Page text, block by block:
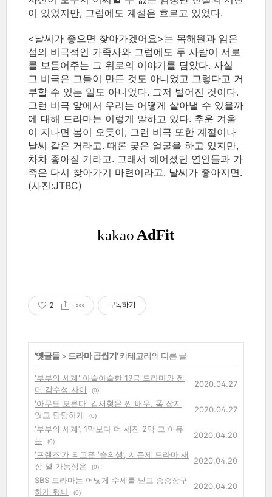
이 있었지만, 그럼에도 계절은 흐르고 있었다.
<날씨가 좋으면 찾아가겠어요>는 목해원과 임은
섭의 비극적인 가족사와 그럼에도 두 사람이 서로
를 보듬어주는 그 위로의 이야기를 담았다. 사실
그 비극은 그들이 만든 것도 아니었고 그렇다고 거
부할 수 있는 일도 아니었다. 그저 벌어진 것이다.
그런 비극 앞에서 우리는 어떻게 살아낼 수 있을까
에 대해 드라마는 이렇게 말하고 있다. 추운 겨울
이 지나면 봄이 오듯이, 그런 비극 또한 계절이나
날씨 같은 거라고. 때론 궂은 얼굴을 하고 있지만,
차차 좋아질 거라고. 그래서 헤어졌던 연인들과 가
족은 다시 찾아가기 마련이라고. 날씨가 좋아지면.
(사진:JTBC)
2 구독하기
'옛글들> 드라마 곱씹기' 카테고리의 다른 글
'부부의 세계' 아슬아슬한 19금 드라마와 젠
더 감수성 사이
(0)
2020.04.27
'아무도 모른다' 김서형은 찐 배우, 폼 잡지
않고 담담하게
(0)
2020.04.27
‘부부의 세계’, 1막보다 더 세진 2막 그 이유
는
(0)
2020.04.20
‘프렌즈’가 되고픈 ‘슬의생’, 시즌제 드라마 새
장 열 가능성은
(0)
2020.04.20
SBS 드라마는 어떻게 수세를 딛고 승승장구
하게 됐나
(0)
2020.04.20